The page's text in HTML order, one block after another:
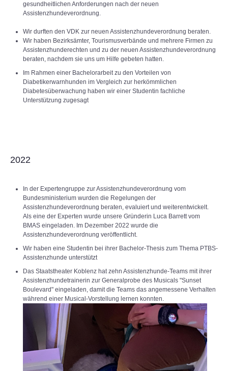
gesundheitlichen Anforderungen nach der neuen
Assistenzhundeverordnung.
Wir durften den VDK zur neuen Assistenzhundeverordnung beraten.
Wir haben Bezirksämter, Tourismusverbände und mehrere Firmen zu
Assistenzhunderechten und zu der neuen Assistenzhundeverordnung
beraten, nachdem sie uns um Hilfe gebeten hatten.
Im Rahmen einer Bachelorarbeit zu den Vorteilen von
Diabetikerwarnhunden im Vergleich zur herkömmlichen
Diabetesüberwachung haben wir einer Studentin fachliche
Unterstützung zugesagt
2022
In der Expertengruppe zur Assistenzhundeverordnung vom
Bundesministerium wurden die Regelungen der
Assistenzhundeverordnung beraten, evaluiert und weiterentwickelt.
Als eine der Experten wurde unsere Gründerin Luca Barrett vom
BMAS eingeladen. Im Dezember 2022 wurde die
Assistenzhundeverordnung veröffentlicht.
Wir haben eine Studentin bei ihrer Bachelor-Thesis zum Thema PTBS-
Assistenzhunde unterstützt
Das Staatstheater Koblenz hat zehn Assistenzhunde-Teams mit ihrer
Assistenzhundetrainerin zur Generalprobe des Musicals "Sunset
Boulevard" eingeladen, damit die Teams das angemessene Verhalten
während einer Musical-Vorstellung lernen konnten.